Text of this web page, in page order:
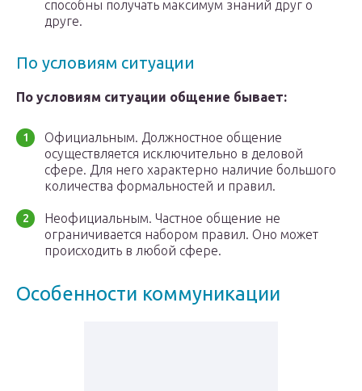
способны получать максимум знаний друг о
друге.
По условиям ситуации
По условиям ситуации общение бывает:
Официальным. Должностное общение
осуществляется исключительно в деловой
сфере. Для него характерно наличие большого
количества формальностей и правил.
Неофициальным. Частное общение не
ограничивается набором правил. Оно может
происходить в любой сфере.
Особенности коммуникации